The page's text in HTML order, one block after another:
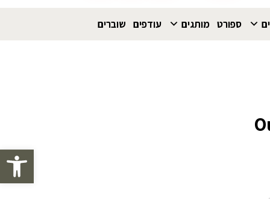
פתח
ספורט מותגים עודפים שוברים